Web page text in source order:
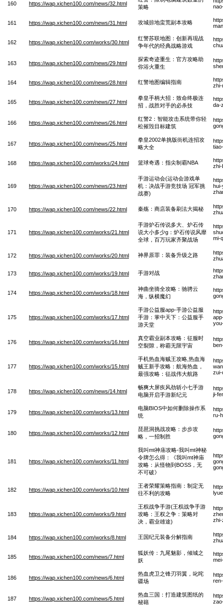
160 https://wap.xichen100.com/news/32.html
策略
161 https://wap.xichen100.com/news/31.html 攻城掠地蛮荒副本攻略
162 https://wap.xichen100.com/works/30.html
红警苏联地图：创新再现战
争年代的经典战略游戏
163 https://wap.xichen100.com/news/29.html
探索奇迹重生：官方攻略助
你浴火重生
164 https://wap.xichen100.com/news/28.html 红警地图编辑指南
zhi-
165 https://wap.xichen100.com/news/27.html
拳皇手柄大招：致命终极连
招，战胜对手的必杀技
da-
166 https://wap.xichen100.com/news/26.html
红警2：智能攻击系统带你轻
松摧毁目标建筑
167 https://wap.xichen100.com/news/25.html
拳皇2002单挑版街机连招攻
略大全
168 https://wap.xichen100.com/works/24.html 篮球奇遇：指尖制霸NBA
zhi-
169 https://wap.xichen100.com/news/23.html
手游运动会(运动会游戏单
机：决战手游竞技场 冠军挑
战赛)
170 https://wap.xichen100.com/news/22.html 秦殇：商店装备刷法大揭秘
171 https://wap.xichen100.com/works/21.html
手游炉石传说多大、炉石传
说大小多少g：炉石传说风靡
全球，百万玩家齐聚战场
mi-
172 https://wap.xichen100.com/works/20.html 神界原罪：装备升级之路
173 https://wap.xichen100.com/works/19.html 手游对战
174 https://wap.xichen100.com/works/18.html
神曲坐骑全攻略：驰骋云
海，纵横魔幻
175 https://wap.xichen100.com/works/17.html
手游公益服app-手游公益服
手游：掌中天下：公益服手
游天堂
176 https://wap.xichen100.com/works/16.html
真空霸业副本攻略：征服时
空裂隙，称霸无限宇宙
177 https://wap.xichen100.com/works/15.html
手机热血海贼王攻略,热血海
贼王新手攻略：航海热血，
最强攻略：征战伟大航路
zui-
178 https://wap.xichen100.com/news/14.html
畅爽大屏疾风劲斩小七手游
电脑开启手游新纪元
ji-
179 https://wap.xichen100.com/works/13.html
电脑BIOS中如何删除操作系
统
ru-
180 https://wap.xichen100.com/works/12.html
琵琶洞挑战攻略：步步攻
略，一招制胜
181 https://wap.xichen100.com/works/11.html
我叫mt神庙攻略-我叫mt神秘
令牌怎么得：《我叫mt神庙
攻略：从怪物到BOSS，无
不可破》
182 https://wap.xichen100.com/works/10.html
王者荣耀策略指南：制定无
往不利的攻略
183 https://wap.xichen100.com/works/9.html
王权战争手游(王权战争手游
攻略：王权之争：策略对
决，霸业雄途)
zhi-
184 https://wap.xichen100.com/works/8.html 王国纪元装备分解指南
185 https://wap.xichen100.com/news/7.html
狐妖传：九尾魅影，倾城之
妖
186 https://wap.xichen100.com/news/6.html
热血虎卫之锋刃羽翼，叱咤
疆场
187 https://wap.xichen100.com/news/5.html
热血三国：打造建筑图纸的
秘籍